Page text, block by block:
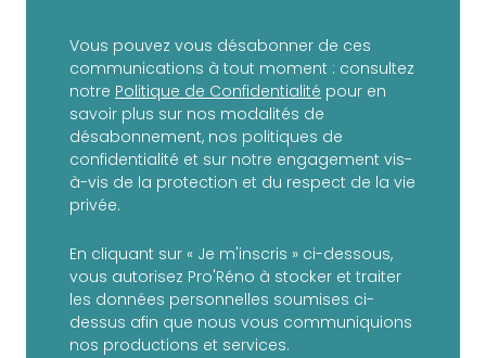
Vous pouvez vous désabonner de ces
communications à tout moment : consultez
notre Politique de Confidentialité pour en
savoir plus sur nos modalités de
désabonnement, nos politiques de
confidentialité et sur notre engagement vis-
à-vis de la protection et du respect de la vie
privée.
En cliquant sur « Je m'inscris » ci-dessous,
vous autorisez Pro'Réno à stocker et traiter
les données personnelles soumises ci-
dessus afin que nous vous communiquions
nos productions et services.